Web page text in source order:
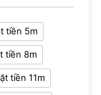
tiền 5m
tiền 8m
tiền 11m